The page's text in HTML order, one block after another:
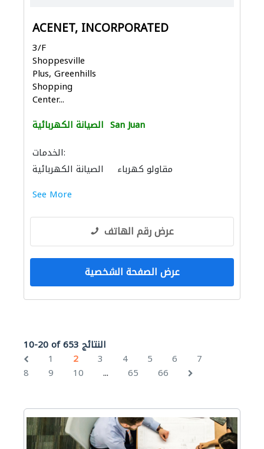
ACENET, INCORPORATED
3/F
Shoppesville
Plus, Greenhills
Shopping
Center...
الصيانة الكهربائية San Juan
الخدمات:
الصيانة الكهربائية
مقاولو كهرباء
See More
عرض رقم الهاتف
عرض الصفحة الشخصية
10-20 of 653 النتائج
1
2 3 4 5 6
7
8
9 10 ... 65 66